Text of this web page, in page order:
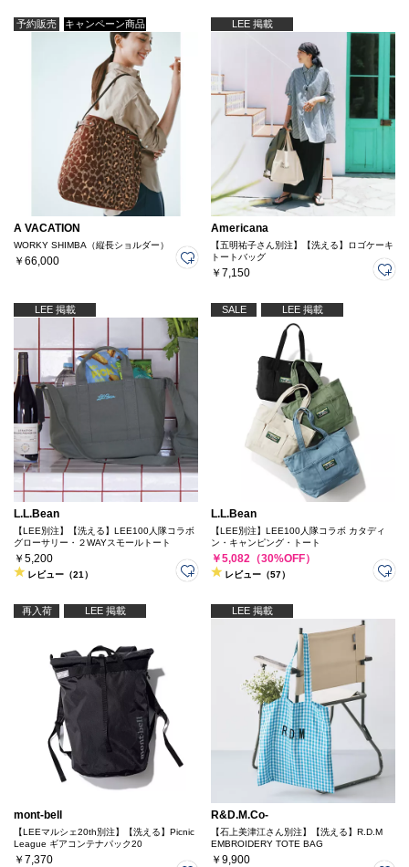
予約販売 キャンペーン商品
A VACATION
WORKY SHIMBA（縦長ショルダー）
￥66,000
LEE 掲載
Americana
【五明祐子さん別注】【洗える】ロゴケーキ
トートバッグ
￥7,150
LEE 掲載
L.L.Bean
【LEE別注】【洗える】LEE100人隊コラボ
グローサリー・２WAYスモールトート
￥5,200
レビュー（21）
SALE LEE 掲載
L.L.Bean
【LEE別注】LEE100人隊コラボ カタディ
ン・キャンピング・トート
￥5,082（30%OFF）
レビュー（57）
再入荷 LEE 掲載
mont-bell
【LEEマルシェ20th別注】【洗える】Picnic
League ギアコンテナパック20
￥7,370
LEE 掲載
R&D.M.Co-
【石上美津江さん別注】【洗える】R.D.M
EMBROIDERY TOTE BAG
￥9,900